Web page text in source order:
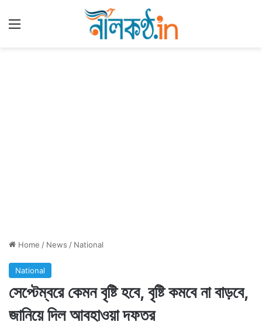
Home / News / National
National
সেপ্টেম্বরে কেমন বৃষ্টি হবে, বৃষ্টি কমবে না বাড়বে,
জানিয়ে দিল আবহাওয়া দফতর